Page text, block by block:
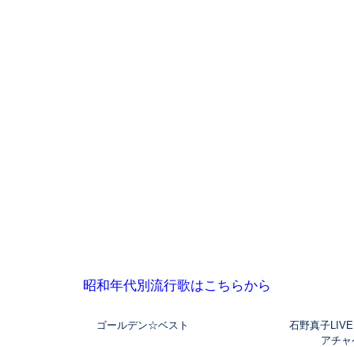
昭和年代別流行歌はこちらから
ゴールデン☆ベスト
石野真子
アチ